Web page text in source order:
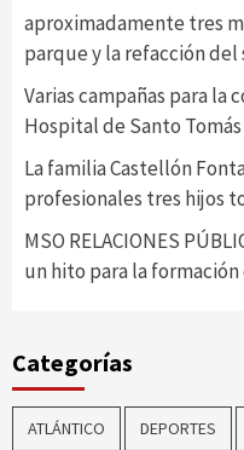
aproximadamente tres
parque y la refacción del
Varias campañas para la
Hospital de Santo
La familia Castellón
profesionales tres hijos
MSO RELACIONES
un hito para la
Categorías
ATLÁNTICO DEPORTES